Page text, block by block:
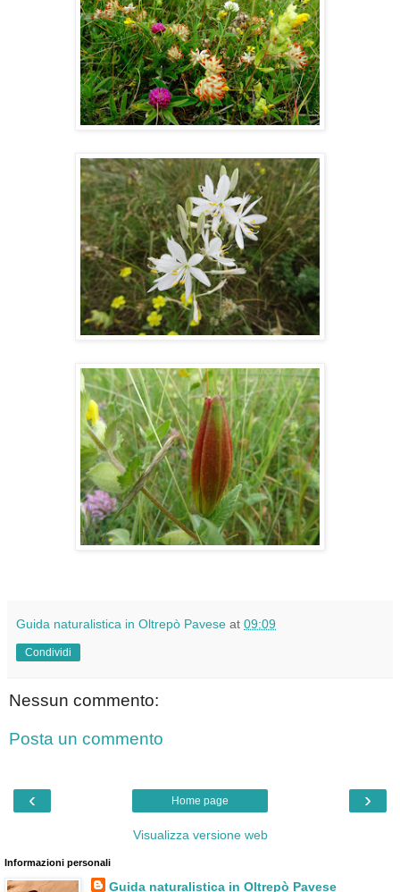
Guida naturalistica in Oltrepò Pavese at 09:09
Condividi
Nessun commento:
Posta un commento
‹ ›
Home page
Visualizza versione web
Informazioni personali
Guida naturalistica in Oltrepò Pavese